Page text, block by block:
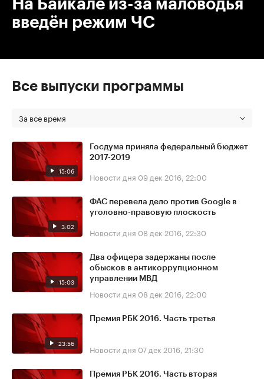
На Байкале из-за маловодья
введён режим ЧС
Все выпуски программы
За все время
15:06
Госдума приняла федеральный бюджет
2017-2019
Новости дня 09 дек 2016, 22:00
3:02
ФАС перевела дело против Google в
уголовно-правовую плоскость
Новости дня 08 дек 2016, 22:30
15:03
Два офицера задержаны после
обысков в антикоррупционном
управлении МВД
Новости дня 08 дек 2016, 22:00
23:56
Премия РБК 2016. Часть третья
Новости дня 07 дек 2016, 21:30
Премия РБК 2016. Часть вторая